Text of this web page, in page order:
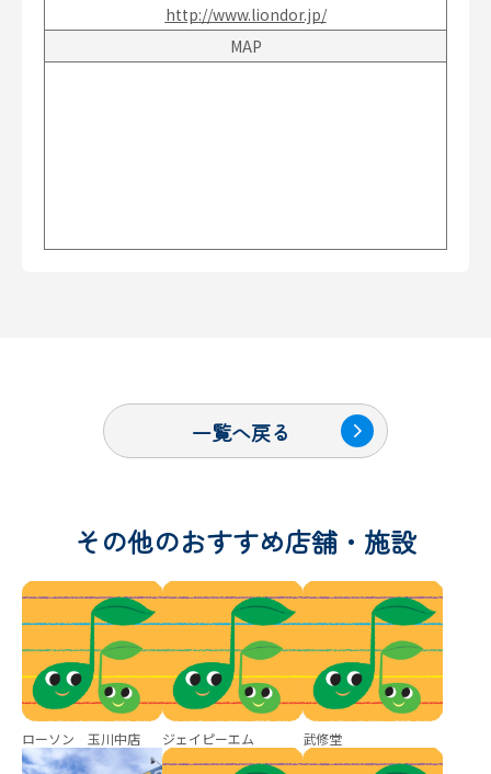
http://www.liondor.jp/
MAP
一覧へ戻る
その他のおすすめ店舗・施設
ローソン 玉川中店 ジェイピーエム 武修堂